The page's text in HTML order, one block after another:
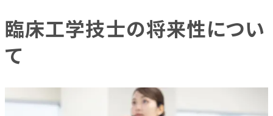
臨床工学技士の将来性につい
て